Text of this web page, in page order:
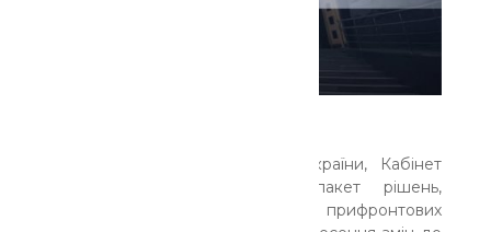
За дорученням Президента України, Кабінет
Міністрів ухвалив перший пакет рішень,
спрямованих на підтримку прифронтових